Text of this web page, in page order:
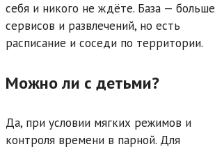
себя и никого не ждёте. База — больше
сервисов и развлечений, но есть
расписание и соседи по территории.
Можно ли с детьми?
Да, при условии мягких режимов и
контроля времени в парной. Для